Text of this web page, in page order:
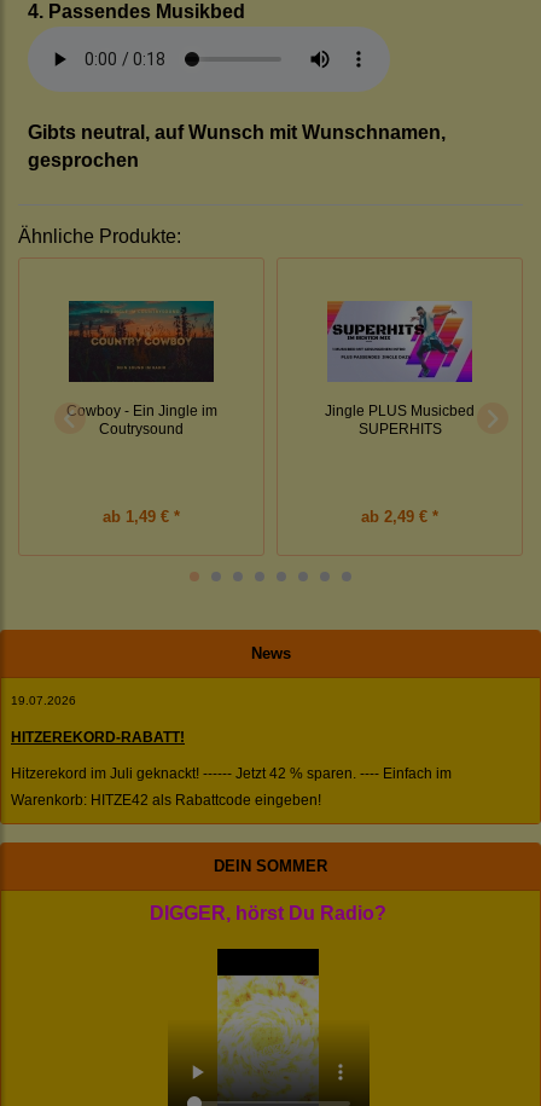
News
19.07.2026
HITZEREKORD-RABATT!
Hitzerekord im Juli geknackt! ------ Jetzt 42 % sparen. ---- Einfach im
Warenkorb: HITZE42 als Rabattcode eingeben!
DEIN SOMMER
DIGGER, hörst Du Radio?
4. Passendes Musikbed
Gibts neutral, auf Wunsch mit Wunschnamen,
gesprochen
Ähnliche Produkte:
Cowboy - Ein Jingle im
Coutrysound
ab 1,49 € *
Jingle PLUS Musicbed
SUPERHITS
ab 2,49 € *